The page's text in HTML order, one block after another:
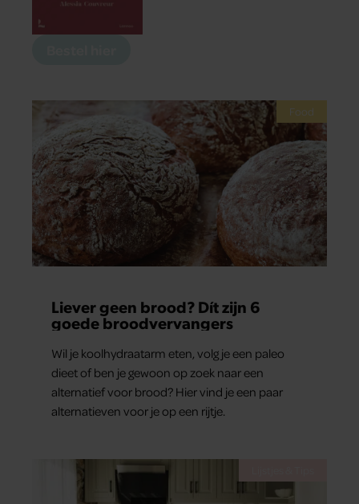
Food
Liever geen brood? Dít zijn 6
goede broodvervangers
Wil je koolhydraatarm eten, volg je een paleo
dieet of ben je gewoon op zoek naar een
alternatief voor brood? Hier vind je een paar
alternatieven voor je op een rijtje.